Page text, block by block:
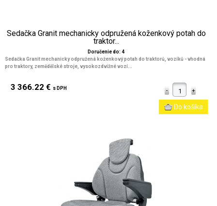
Sedačka Granit mechanicky odpružená koženkový potah do
traktor...
Doručenie do: 4
Sedačka Granit mechanicky odpružená koženkový potah do traktorů, vozíků - vhodná
pro traktory, zemědělské stroje, vysokozdvižné vozí...
3 366.22 € s DPH